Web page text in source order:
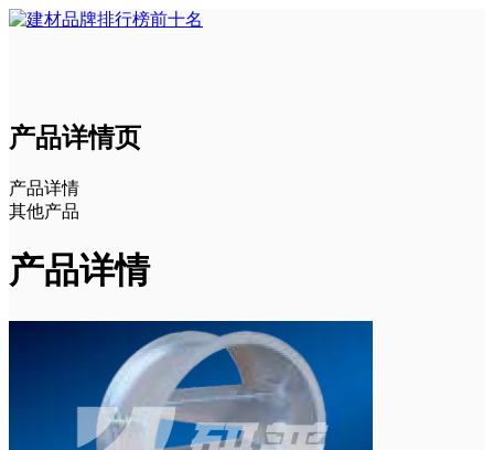
产品详情页
产品详情
其他产品
产品详情